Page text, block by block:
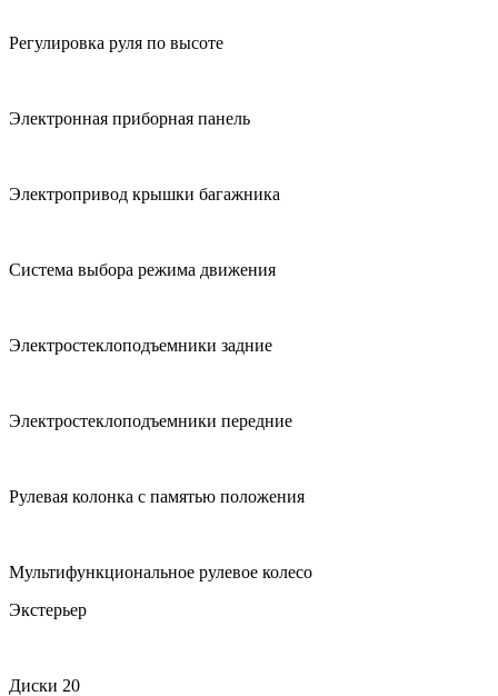
Регулировка руля по высоте
Электронная приборная панель
Электропривод крышки багажника
Система выбора режима движения
Электростеклоподъемники задние
Электростеклоподъемники передние
Рулевая колонка с памятью положения
Мультифункциональное рулевое колесо
Экстерьер
Диски 20